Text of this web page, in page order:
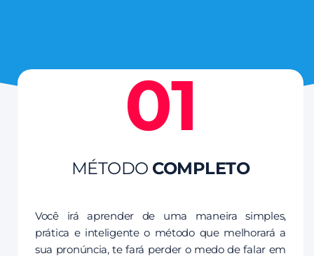
01
MÉTODO COMPLETO
Você irá aprender de uma maneira simples,
prática e inteligente o método que melhorará a
sua pronúncia, te fará perder o medo de falar em